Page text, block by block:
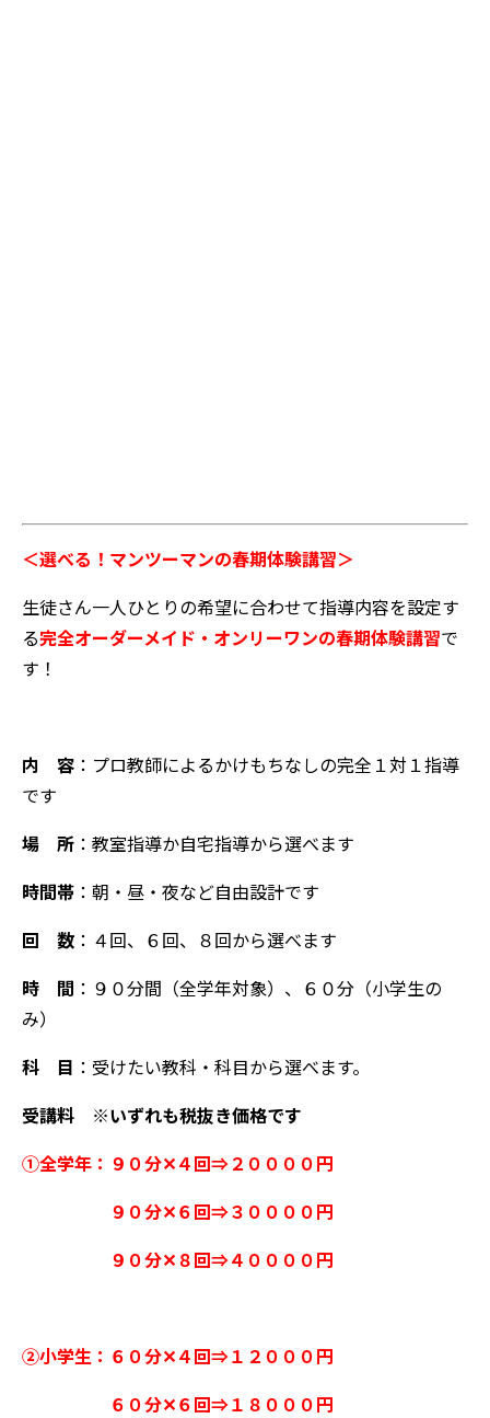
＜選べる！マンツーマンの春期体験講習＞
生徒さん一人ひとりの希望に合わせて指導内容を設定す
る完全オーダーメイド・オンリーワンの春期体験講習で
す！
内 容 ：プロ教師によるかけもちなしの完全１対１指導
です
場 所 ：教室指導か自宅指導から選べます
時間帯 ：朝・昼・夜など自由設計です
回 数 ：４回、６回、８回から選べます
時 間 ：９０分間（全学年対象）、６０分（小学生の
み）
科 目 ：受けたい教科・科目から選べます。
受講料 ※いずれも税抜き価格です
①全学年：９０分✕４回⇒２００００円
９０分✕６回⇒３００００円
９０分✕８回⇒４００００円
②小学生：６０分✕４回⇒１２０００円
６０分✕６回⇒１８０００円